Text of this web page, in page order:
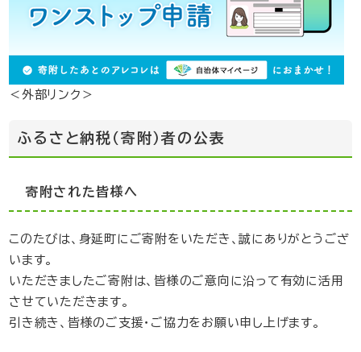
＜外部リンク＞
ふるさと納税（寄附）者の公表
寄附された皆様へ
このたびは、身延町にご寄附をいただき、誠にありがとうござ
います。
いただきましたご寄附は、皆様のご意向に沿って有効に活用
させていただきます。
引き続き、皆様のご支援・ご協力をお願い申し上げます。